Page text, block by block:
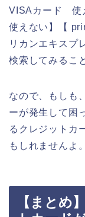
VISAカード 使
使えない】【
リカンエキスプ
検索してみるこ
なので、もしも
ーが発生して困
るクレジットカ
もしれませんよ。
【まとめ